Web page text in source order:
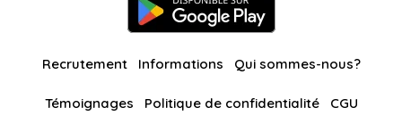
Recrutement Informations Qui sommes-nous?
Témoignages Politique de confidentialité CGU